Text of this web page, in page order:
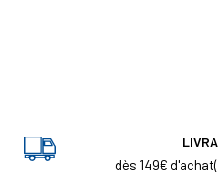
dès 149€